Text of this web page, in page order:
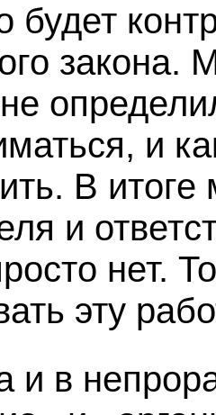
будет
закона.
и
В
и
нет.
эту
и в